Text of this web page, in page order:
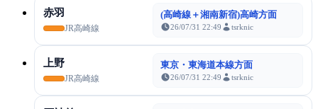
赤羽
JR高崎線
(高崎線＋湘南新宿)高崎方面
26/07/31 22:49 tsrknic
上野
JR高崎線
東京・東海道本線方面
26/07/31 22:49 tsrknic